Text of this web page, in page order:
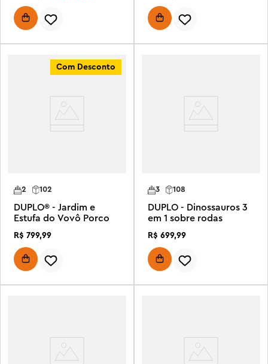
Com Desconto
102
2
DUPLO® - Jardim e
Estufa do Vovô Porco
R$ 799,99
108
3
DUPLO - Dinossauros 3
em 1 sobre rodas
R$ 699,99